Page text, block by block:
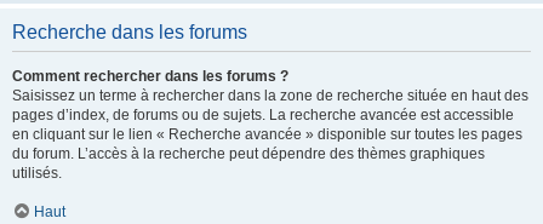
Recherche dans les forums
Comment rechercher dans les forums ?
Saisissez un terme à rechercher dans la zone de recherche située en haut des
pages d’index, de forums ou de sujets. La recherche avancée est accessible
en cliquant sur le lien « Recherche avancée » disponible sur toutes les pages
du forum. L’accès à la recherche peut dépendre des thèmes graphiques
utilisés.
Haut